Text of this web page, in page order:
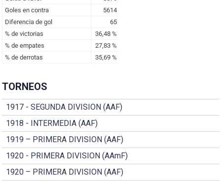
TORNEOS
1917 - SEGUNDA DIVISION (AAF)
1918 - INTERMEDIA (AAF)
1919 – PRIMERA DIVISION (AAF)
1920 - PRIMERA DIVISION (AAmF)
1920 – PRIMERA DIVISION (AAF)